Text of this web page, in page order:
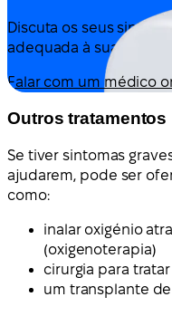
Discuta os seus
adequada à sua
Falar com um médico
Outros tratamentos
Se tiver sintomas
ajudarem, pode ser
como:
inalar oxigénio
(oxigenoterapia)
cirurgia para
um transplante